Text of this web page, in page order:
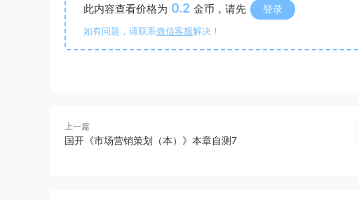
此内容查看价格为 0.2 金币，请先 登录
如有问题，请联系微信客服解决！
上一篇
国开《市场营销策划（本）》本章自测7